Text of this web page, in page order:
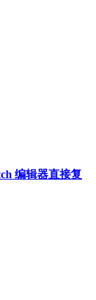
编辑器直接复